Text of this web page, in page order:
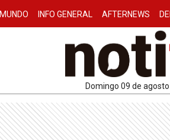
MUNDO INFO GENERAL AFTERNEWS
domingo 09 de